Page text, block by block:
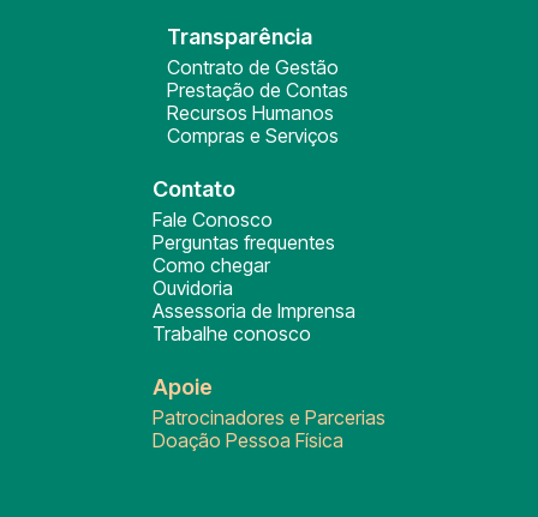
Transparência
Contrato de Gestão
Prestação de Contas
Recursos Humanos
Compras e Serviços
Contato
Fale Conosco
Perguntas frequentes
Como chegar
Ouvidoria
Assessoria de Imprensa
Trabalhe conosco
Apoie
Patrocinadores e Parcerias
Doação Pessoa Física